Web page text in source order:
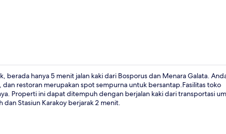
berada hanya 5 menit jalan kaki dari Bosporus dan Menara Galata.
restoran merupakan spot sempurna untuk bersantap.Fasilitas toko
Properti ini dapat ditempuh dengan berjalan kaki dari transportasi
dan Stasiun Karakoy berjarak 2 menit.